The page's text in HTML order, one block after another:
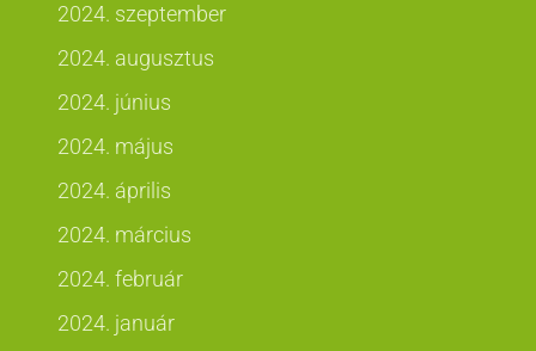
2024. szeptember
2024. augusztus
2024. június
2024. május
2024. április
2024. március
2024. február
2024. január